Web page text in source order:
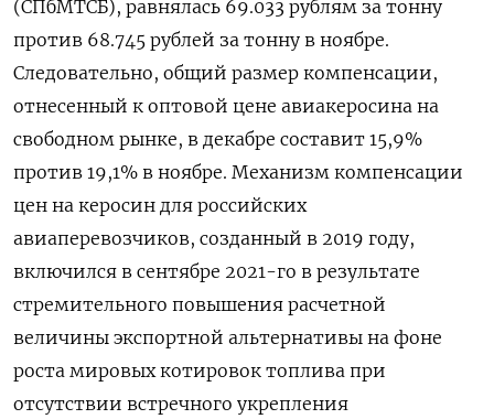
(СПбМТСБ), равнялась 69.033 рублям за тонну
против 68.745 рублей за тонну в ноябре.
Следовательно, общий размер компенсации,
отнесенный к оптовой цене авиакеросина на
свободном рынке, в декабре составит 15,9%
против 19,1% в ноябре. Механизм компенсации
цен на керосин для российских
авиаперевозчиков, созданный в 2019 году,
включился в сентябре 2021-го в результате
стремительного повышения расчетной
величины экспортной альтернативы на фоне
роста мировых котировок топлива при
отсутствии встречного укрепления